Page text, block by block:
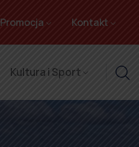
Promocja Kontakt
Kultura i Sport